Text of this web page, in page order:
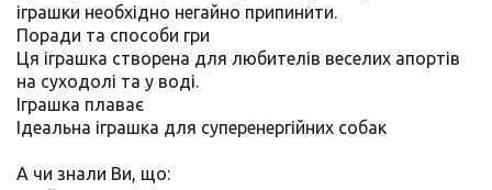
іграшки необхідно негайно припинити.
Поради та способи гри
Ця іграшка створена для любителів веселих апортів
на суходолі та у воді.
Іграшка плаває
Ідеальна іграшка для суперенергійних собак
А чи знали Ви, що: